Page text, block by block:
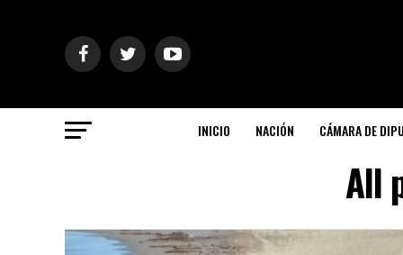
INICIO NACIÓN CÁMARA DE
All